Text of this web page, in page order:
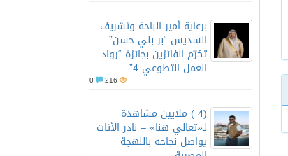
برعاية أمير الباحة وتشريف
السديس “بر بني حسن”
تكرّم الفائزين بجائزة “رواد
العمل التطوعي 4”
216
(4 ) ملايين مشاهدة
لـ«تعالي هنا» – نادر الأتات
يواصل نجاحه باللهجة